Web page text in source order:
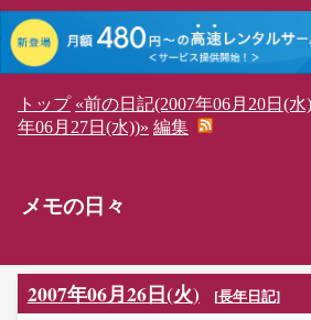
トップ «前の日記(2007年06月20日(水
年06月27日(水))» 編集
メモの日々
2007年06月26日(火) [長年日記]